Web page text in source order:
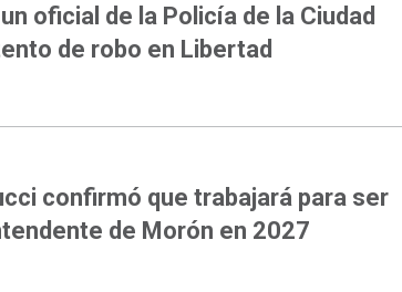
oficial de la Policía de la Ciudad
de robo en Libertad
confirmó que trabajará para ser
de Morón en 2027